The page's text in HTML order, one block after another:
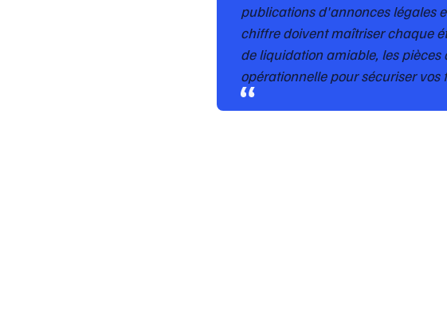
publications d'annonces légales
chiffre doivent maîtriser chaque
de liquidation amiable, les
opérationnelle pour sécuriser vos